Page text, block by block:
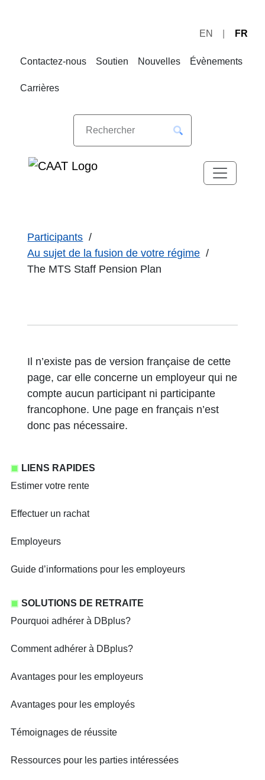
navigation
EN FR
Contactez-nous Soutien Nouvelles Évènements
Carrières
Participants
Au sujet de la fusion de votre régime
The MTS Staff Pension Plan
Il n’existe pas de version française de cette
page, car elle concerne un employeur qui ne
compte aucun participant ni participante
francophone. Une page en français n’est
donc pas nécessaire.
LIENS RAPIDES
Estimer votre rente
Effectuer un rachat
Employeurs
Guide d’informations pour les employeurs
SOLUTIONS DE RETRAITE
Pourquoi adhérer à DBplus?
Comment adhérer à DBplus?
Avantages pour les employeurs
Avantages pour les employés
Témoignages de réussite
Ressources pour les parties intéressées